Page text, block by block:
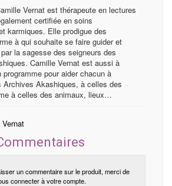
Vernat est thérapeute en lectures
certifiée en soins
karmiques. Elle prodigue des
à qui souhaite se faire guider et
la sagesse des seigneurs des
Camille Vernat est aussi à
programme pour aider chacun à
Archives Akashiques, à celles des
à celles des animaux, lieux…
un commentaire sur le produit, merci de
connecter à votre compte.